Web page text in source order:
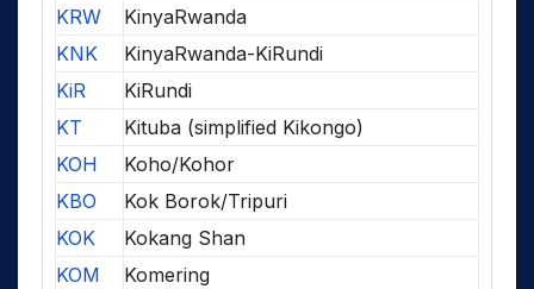
KRW
KinyaRwanda
KNK
KinyaRwanda-KiRundi
KiR
KiRundi
KT
Kituba (simplified Kikongo)
KOH
Koho/Kohor
KBO
Kok Borok/Tripuri
KOK
Kokang Shan
KOM
Komering